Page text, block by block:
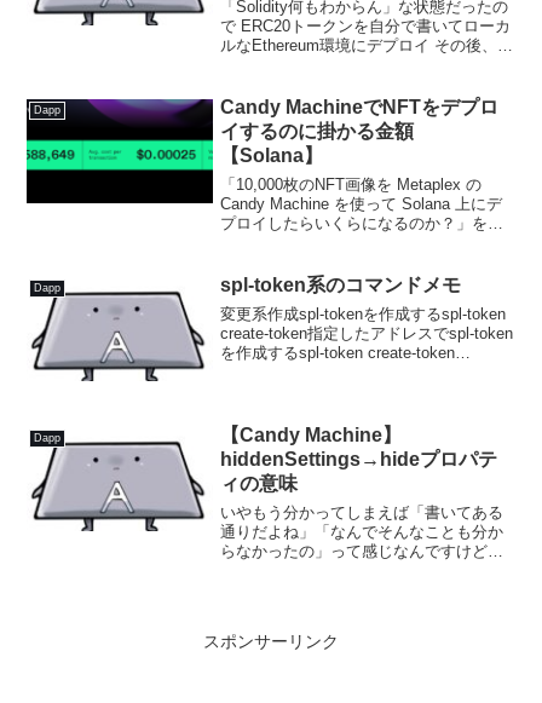
「Solidity何もわからん」な状態だったの
で ERC20トークンを自分で書いてローカ
ルなEthereum環境にデプロイ その後、テ
出す用なので、かなりテキト...
Dapp
Candy MachineでNFTをデプロ
イするのに掛かる金額
【Solana】
「10,000枚のNFT画像を Metaplex の
Candy Machine を使って Solana 上にデ
プロイしたらいくらになるのか？」を調
す。なので間違って...
Dapp spl-token系のコマンドメモ
変更系作成spl-tokenを作成するspl-token
create-token指定したアドレスでspl-token
を作成するspl-token create-token
Dapp
【Candy Machine】
hiddenSettings→hideプロパテ
ィの意味
いやもう分かってしまえば「書いてある
通りだよね」「なんでそんなことも分か
らなかったの」って感じなんですけど、
スポンサーリンク